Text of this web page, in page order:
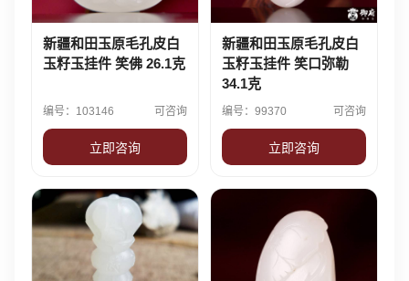
新疆和田玉原毛孔皮白
玉籽玉挂件 笑佛 26.1克
编号：103146 可咨询
立即咨询
新疆和田玉原毛孔皮白
玉籽玉挂件 笑口弥勒
34.1克
编号：99370 可咨询
立即咨询